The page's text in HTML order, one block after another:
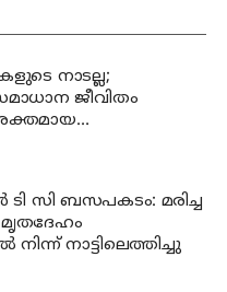
നാടല്ല;
ജീവിതം
സി ബസപകടം: മരിച്ച
മൃതദേഹം
നാട്ടിലെത്തിച്ചു